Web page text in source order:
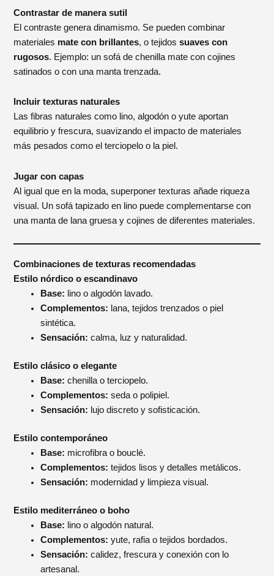
Contrastar de manera sutil
El contraste genera dinamismo. Se pueden combinar
materiales mate con brillantes, o tejidos suaves con
rugosos. Ejemplo: un sofá de chenilla mate con cojines
satinados o con una manta trenzada.
Incluir texturas naturales
Las fibras naturales como lino, algodón o yute aportan
equilibrio y frescura, suavizando el impacto de materiales
más pesados como el terciopelo o la piel.
Jugar con capas
Al igual que en la moda, superponer texturas añade riqueza
visual. Un sofá tapizado en lino puede complementarse con
una manta de lana gruesa y cojines de diferentes materiales.
Combinaciones de texturas recomendadas
Estilo nórdico o escandinavo
Base: lino o algodón lavado.
Complementos: lana, tejidos trenzados o piel
sintética.
Sensación: calma, luz y naturalidad.
Estilo clásico o elegante
Base: chenilla o terciopelo.
Complementos: seda o polipiel.
Sensación: lujo discreto y sofisticación.
Estilo contemporáneo
Base: microfibra o bouclé.
Complementos: tejidos lisos y detalles metálicos.
Sensación: modernidad y limpieza visual.
Estilo mediterráneo o boho
Base: lino o algodón natural.
Complementos: yute, rafia o tejidos bordados.
Sensación: calidez, frescura y conexión con lo
artesanal.